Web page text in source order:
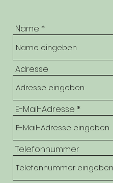
Name
Adresse
E-Mail-Adresse
Telefonnummer